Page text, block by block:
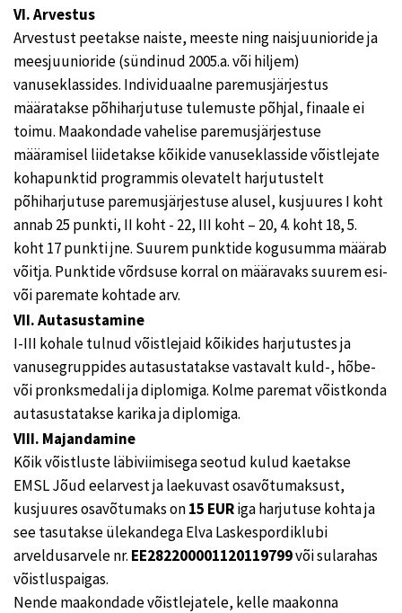
VI. Arvestus
Arvestust peetakse naiste, meeste ning naisjuunioride ja
meesjuunioride (sündinud 2005.a. või hiljem)
vanuseklassides. Individuaalne paremusjärjestus
määratakse põhiharjutuse tulemuste põhjal, finaale ei
toimu. Maakondade vahelise paremusjärjestuse
määramisel liidetakse kõikide vanuseklasside võistlejate
kohapunktid programmis olevatelt harjutustelt
põhiharjutuse paremusjärjestuse alusel, kusjuures I koht
annab 25 punkti, II koht - 22, III koht – 20, 4. koht 18, 5.
koht 17 punkti jne. Suurem punktide kogusumma määrab
võitja. Punktide võrdsuse korral on määravaks suurem esi-
või paremate kohtade arv.
VII. Autasustamine
I-III kohale tulnud võistlejaid kõikides harjutustes ja
vanusegruppides autasustatakse vastavalt kuld-, hõbe-
või pronksmedali ja diplomiga. Kolme paremat võistkonda
autasustatakse karika ja diplomiga.
VIII. Majandamine
Kõik võistluste läbiviimisega seotud kulud kaetakse
EMSL Jõud eelarvest ja laekuvast osavõtumaksust,
kusjuures osavõtumaks on15 EURiga harjutuse kohta ja
see tasutakse ülekandega Elva Laskespordiklubi
arveldusarvele nr. EE282200001120119799või sularahas
võistluspaigas.
Nende maakondade võistlejatele, kelle maakonna